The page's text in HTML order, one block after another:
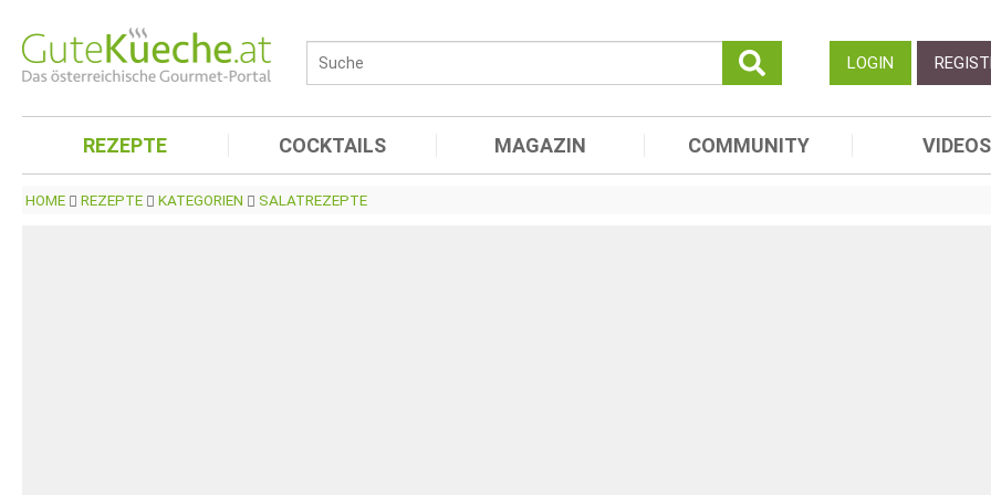
LOGIN
REZEPTE COCKTAILS MAGAZIN COMMUNITY VIDEOS
HOME REZEPTE KATEGORIEN SALATREZEPTE